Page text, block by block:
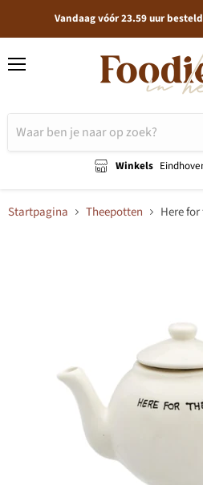
Vandaag vóór 23.59 uur
Winkels
Startpagina Theepotten Here